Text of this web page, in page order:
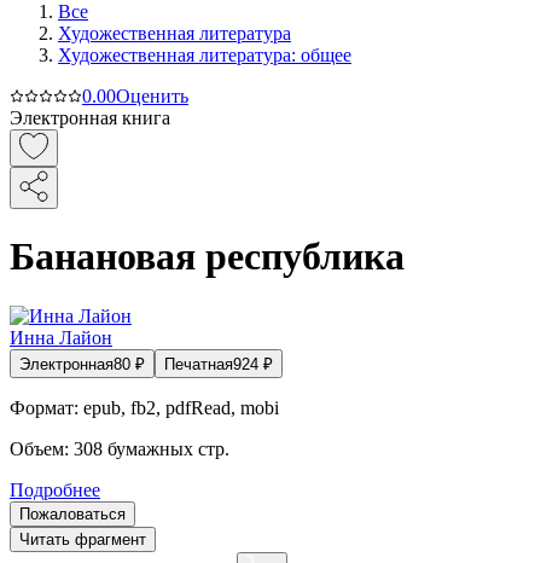
Все
Художественная литература
Художественная литература: общее
0.00Оценить
Электронная книга
Банановая республика
Инна Лайон
Электронная80 ₽ Печатная924 ₽
Формат: epub, fb2, pdfRead, mobi
Объем: 308 бумажных стр.
Подробнее
Пожаловаться
Читать фрагмент